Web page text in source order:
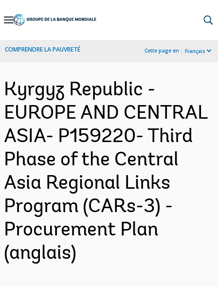
Skip
Navigation
COMPRENDRE LA PAUVRETÉ Cette page en : Français
Kyrgyz Republic -
EUROPE AND CENTRAL
ASIA- P159220- Third
Phase of the Central
Asia Regional Links
Program (CARs-3) -
Procurement Plan
(anglais)